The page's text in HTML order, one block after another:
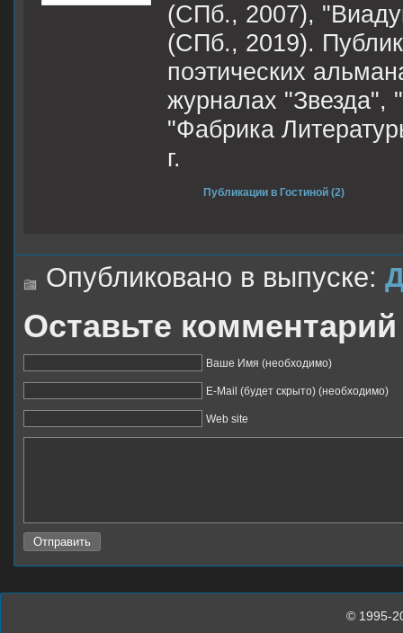
(СПб., 2007),
(СПб., 2019).
поэтических
журналах "Звезда",
"Фабрика
г.
Публикации в Гостиной (2)
Опубликовано в выпуске:
Оставьте комментарий
Ваше Имя (необходимо)
E-Mail (будет скрыто) (необходимо)
Web site
© 1995-